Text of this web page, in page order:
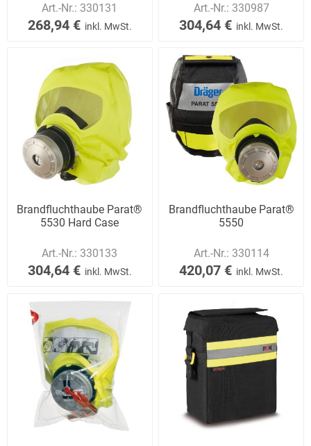
Art.-Nr.: 330131
268,94 € inkl. MwSt.
Art.-Nr.: 330987
304,64 € inkl. MwSt.
Brandfluchthaube Parat®
5530 Hard Case
Art.-Nr.: 330133
304,64 € inkl. MwSt.
Brandfluchthaube Parat®
5550
Art.-Nr.: 330114
420,07 € inkl. MwSt.